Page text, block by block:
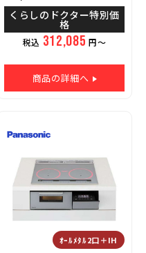
くらしのドクター特別価
格
税込 312,085 円～
商品の詳細へ
ｵｰﾙﾒﾀﾙ2口＋IH